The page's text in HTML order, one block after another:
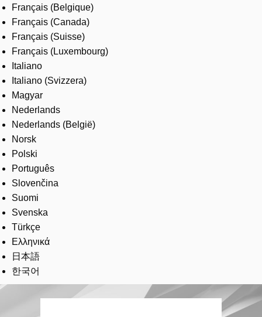
Français (Belgique)
Français (Canada)
Français (Suisse)
Français (Luxembourg)
Italiano
Italiano (Svizzera)
Magyar
Nederlands
Nederlands (België)
Norsk
Polski
Português
Slovenčina
Suomi
Svenska
Türkçe
Ελληνικά
日本語
한국어